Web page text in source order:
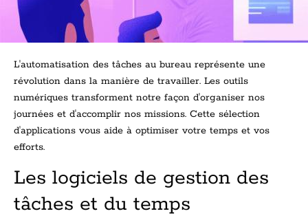
L'automatisation des tâches au bureau représente une
révolution dans la manière de travailler. Les outils
numériques transforment notre façon d'organiser nos
journées et d'accomplir nos missions. Cette sélection
d'applications vous aide à optimiser votre temps et vos
efforts.
Les logiciels de gestion des
tâches et du temps